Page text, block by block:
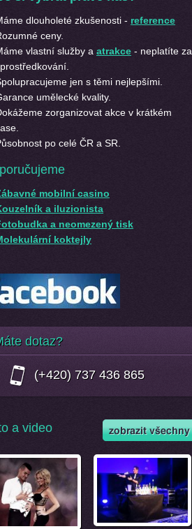
dlouholeté zkušenosti - reference
ceny.
vlastní služby a atrakce - neplatíte za
jen s těmi nejlepšími.
umělecké kvality.
zorganizovat akce v krátkém
po celé ČR a SR.
mobilní casino
a iluzionista
a neomezený tisk
koktejly
dotaz?
(+420) 737 436 865
a video